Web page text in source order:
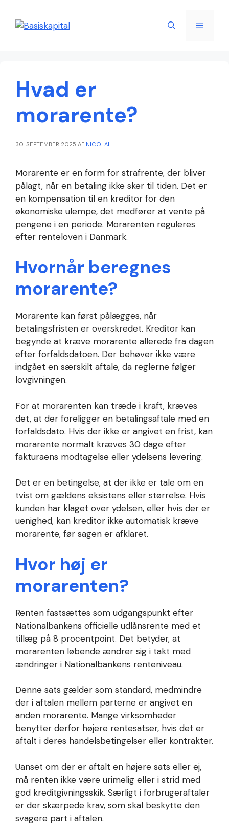
indhold
Menu
Hvad er
morarente?
30. SEPTEMBER 2025 AF NICOLAI
Morarente er en form for strafrente, der bliver
pålagt, når en betaling ikke sker til tiden. Det er
en kompensation til en kreditor for den
økonomiske ulempe, det medfører at vente på
pengene i en periode. Morarenten reguleres
efter renteloven i Danmark.
Hvornår beregnes
morarente?
Morarente kan først pålægges, når
betalingsfristen er overskredet. Kreditor kan
begynde at kræve morarente allerede fra dagen
efter forfaldsdatoen. Der behøver ikke være
indgået en særskilt aftale, da reglerne følger
lovgivningen.
For at morarenten kan træde i kraft, kræves
det, at der foreligger en betalingsaftale med en
forfaldsdato. Hvis der ikke er angivet en frist, kan
morarente normalt kræves 30 dage efter
fakturaens modtagelse eller ydelsens levering.
Det er en betingelse, at der ikke er tale om en
tvist om gældens eksistens eller størrelse. Hvis
kunden har klaget over ydelsen, eller hvis der er
uenighed, kan kreditor ikke automatisk kræve
morarente, før sagen er afklaret.
Hvor høj er
morarenten?
Renten fastsættes som udgangspunkt efter
Nationalbankens officielle udlånsrente med et
tillæg på 8 procentpoint. Det betyder, at
morarenten løbende ændrer sig i takt med
ændringer i Nationalbankens renteniveau.
Denne sats gælder som standard, medmindre
der i aftalen mellem parterne er angivet en
anden morarente. Mange virksomheder
benytter derfor højere rentesatser, hvis det er
aftalt i deres handelsbetingelser eller kontrakter.
Uanset om der er aftalt en højere sats eller ej,
må renten ikke være urimelig eller i strid med
god kreditgivningsskik. Særligt i forbrugeraftaler
er der skærpede krav, som skal beskytte den
svagere part i aftalen.